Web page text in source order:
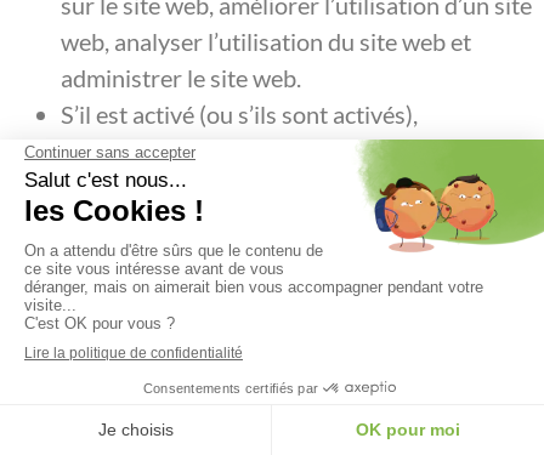
web, analyser l’utilisation du site web et
administrer le site web.
S’il est activé (ou s’ils sont activés),
Messenger Customer Chat, Tawk.to,
Hubspot, FreshDesk, ZenDesk, Intercom
pour communiquer avec nos visiteurs.
Conservation des
données techniques
Les données techniques sont conservées pour la
durée strictement nécessaire à la réalisation des